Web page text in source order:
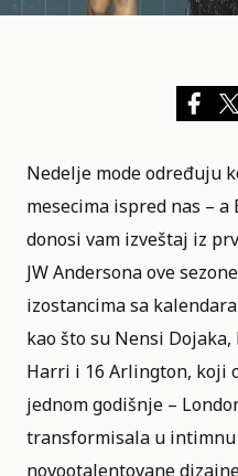
Nedelje mode određuju
mesecima ispred nas – a
donosi vam izveštaj iz
JW Andersona ove
izostancima sa
kao što su Nensi Dojaka,
Harri i 16 Arlington, koji
jednom godišnje –
transformisala u
novootalentovane